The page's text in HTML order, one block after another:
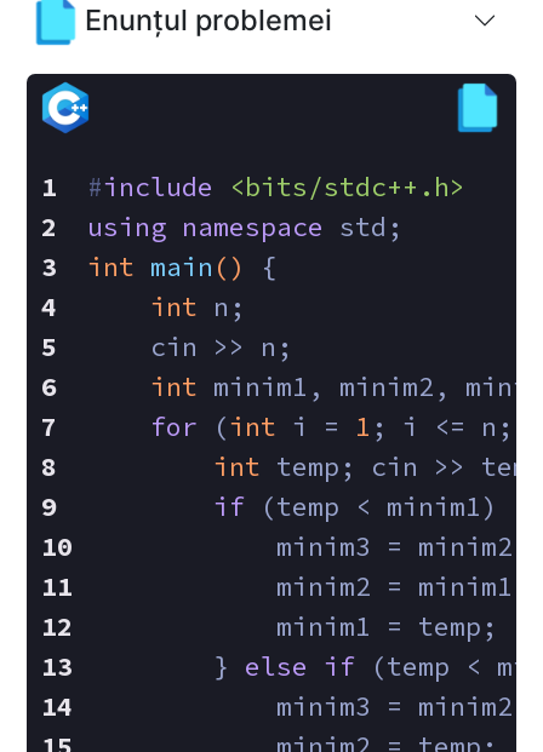
Enunțul problemei
#include
<bits/stdc++.h>
using namespace std;
int main ()
{
int n;
    cin >> n;
int minim1, minim2,
for (int i = 1 ; i <= n;
int temp; cin >>
if (temp < minim1) {
            minim3 = minim2;
            minim2 = minim1;
            minim1 = temp;
        }
else if (temp <
            minim3 = minim2;